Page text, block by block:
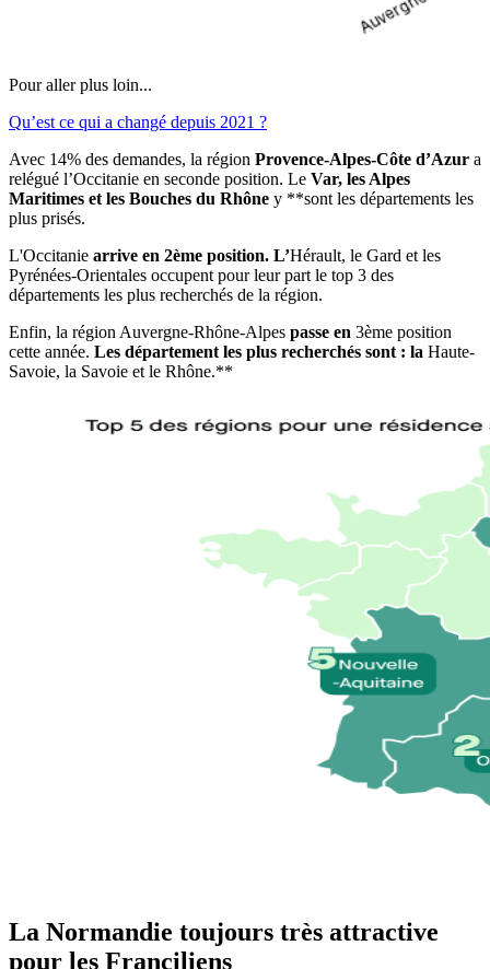
Pour aller plus loin...
Qu’est ce qui a changé depuis 2021 ?
Avec 14% des demandes, la région Provence-Alpes-Côte d’Azur a
relégué l’Occitanie en seconde position. Le Var, les Alpes
Maritimes et les Bouches du Rhône y **sont les départements les
plus prisés.
L'Occitanie arrive en 2ème position. L’Hérault, le Gard et les
Pyrénées-Orientales occupent pour leur part le top 3 des
départements les plus recherchés de la région.
Enfin, la région Auvergne-Rhône-Alpes passe en 3ème position
cette année. Les département les plus recherchés sont : la Haute-
Savoie, la Savoie et le Rhône.**
La Normandie toujours très attractive
pour les Franciliens